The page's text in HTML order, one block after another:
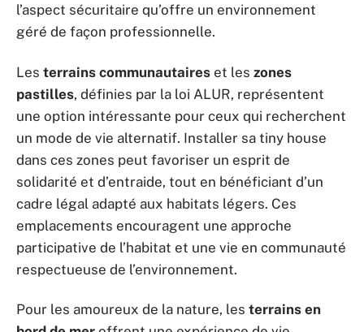
l’aspect sécuritaire qu’offre un environnement
géré de façon professionnelle.
Les terrains communautaires et les zones
pastilles, définies par la loi ALUR, représentent
une option intéressante pour ceux qui recherchent
un mode de vie alternatif. Installer sa tiny house
dans ces zones peut favoriser un esprit de
solidarité et d’entraide, tout en bénéficiant d’un
cadre légal adapté aux habitats légers. Ces
emplacements encouragent une approche
participative de l’habitat et une vie en communauté
respectueuse de l’environnement.
Pour les amoureux de la nature, les terrains en